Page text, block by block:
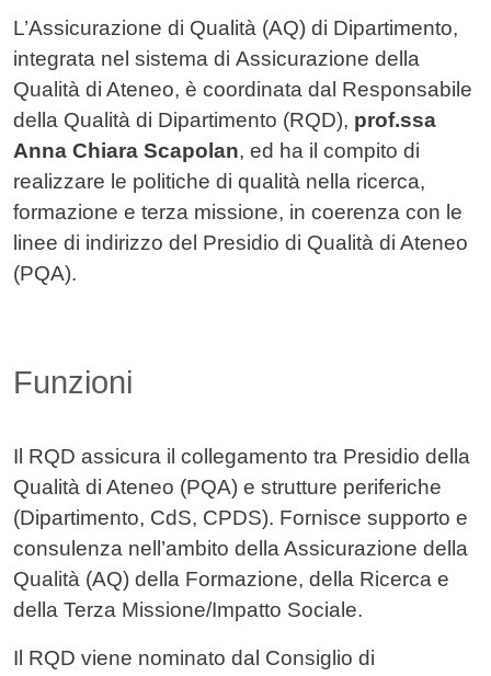
L’Assicurazione di Qualità (AQ) di Dipartimento,
integrata nel sistema di Assicurazione della
Qualità di Ateneo, è coordinata dal Responsabile
della Qualità di Dipartimento (RQD), prof.ssa
Anna Chiara Scapolan, ed ha il compito di
realizzare le politiche di qualità nella ricerca,
formazione e terza missione, in coerenza con le
linee di indirizzo del Presidio di Qualità di Ateneo
(PQA).
Funzioni
Il RQD assicura il collegamento tra Presidio della
Qualità di Ateneo (PQA) e strutture periferiche
(Dipartimento, CdS, CPDS). Fornisce supporto e
consulenza nell’ambito della Assicurazione della
Qualità (AQ) della Formazione, della Ricerca e
della Terza Missione/Impatto Sociale.
Il RQD viene nominato dal Consiglio di